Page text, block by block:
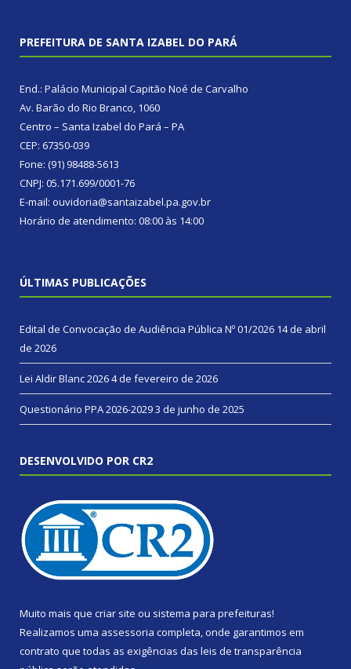
PREFEITURA DE SANTA IZABEL DO PARÁ
End.: Palácio Municipal Capitão Noé de Carvalho
Av. Barão do Rio Branco, 1060
Centro – Santa Izabel do Pará – PA
CEP: 67350-039
Fone: (91) 98488-5613
CNPJ: 05.171.699/0001-76
E-mail: ouvidoria@santaizabel.pa.gov.br
Horário de atendimento: 08:00 às 14:00
ÚLTIMAS PUBLICAÇÕES
Edital de Convocação de Audiência Pública Nº 01/2026 14 de abril
de 2026
Lei Aldir Blanc 20264 de fevereiro de 2026
Questionário PPA 2026-20293 de junho de 2025
DESENVOLVIDO POR CR2
Muito mais que criar site ou sistema para prefeituras!
Realizamos uma assessoria completa, onde garantimos em
contrato que todas as exigências das leis de transparência